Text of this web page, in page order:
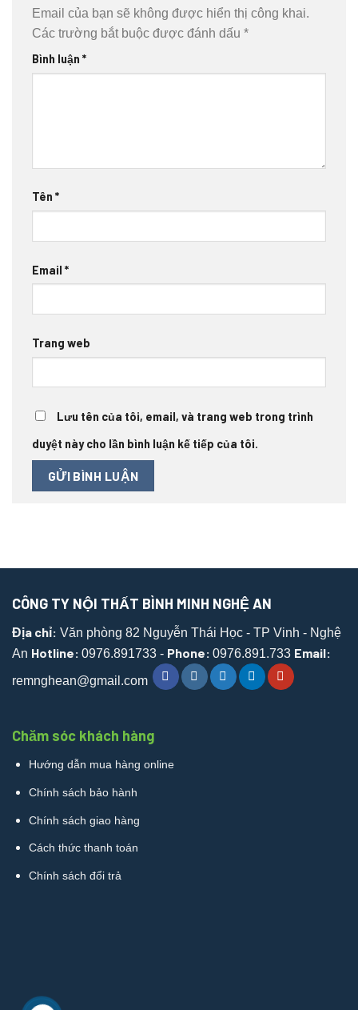
Email của bạn sẽ không được hiển thị công khai.
Các trường bắt buộc được đánh dấu *
Bình luận *
Tên *
Email *
Trang web
Lưu tên của tôi, email, và trang web trong trình
duyệt này cho lần bình luận kế tiếp của tôi.
CÔNG TY NỘI THẤT BÌNH MINH NGHỆ AN
Địa chỉ: Văn phòng 82 Nguyễn Thái Học - TP Vinh - Nghệ
An Hotline: 0976.891733 - Phone: 0976.891.733 Email:
remnghean@gmail.com
Chăm sóc khách hàng
Hướng dẫn mua hàng online
Chính sách bảo hành
Chính sách giao hàng
Cách thức thanh toán
Chính sách đổi trả